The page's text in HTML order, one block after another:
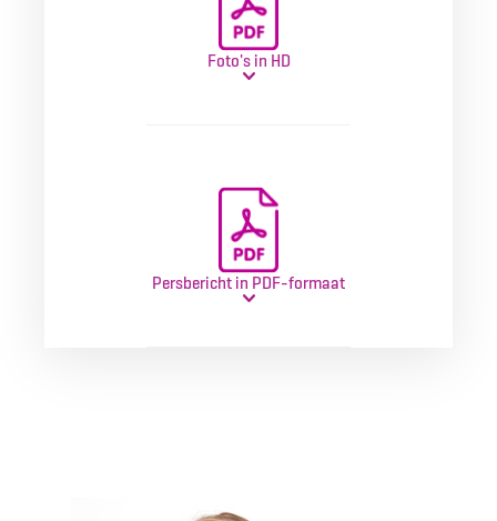
Foto's in HD
Persbericht in PDF-formaat